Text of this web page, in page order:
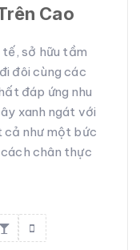
Cao
sở hữu tầm
đôi cùng các
đáp ứng nhu
xanh ngát với
cả như một bức
chân thực